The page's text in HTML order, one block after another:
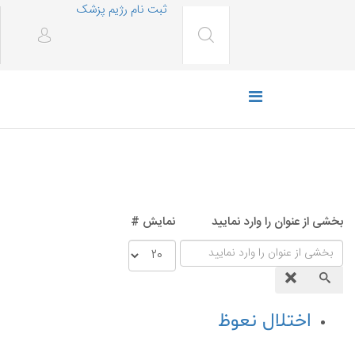
ثبت نام رژیم پزشک
بخشی از عنوان را وارد نمایید نمایش #
اختلال نعوظ